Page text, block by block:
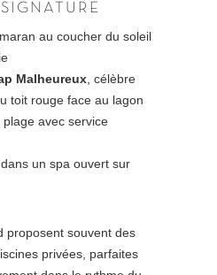
au coucher du soleil
Malheureux, célèbre
toit rouge face au lagon
avec service
un spa ouvert sur
proposent souvent des
privées, parfaites